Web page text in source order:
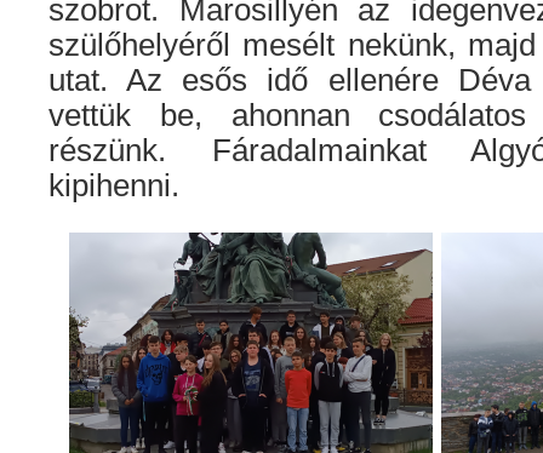
szobrot. Marosillyén az
szülőhelyéről mesélt nekünk,
utat. Az esős idő ellenére Déva
vettük be, ahonnan csodálatos
részünk. Fáradalmainkat
kipihenni.